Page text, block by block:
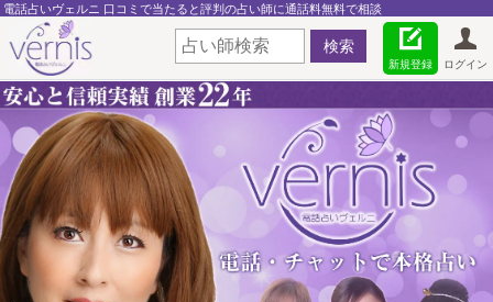
電話占いヴェルニ 口コミで当たると評判の占い師に通話料無料で相談
ログイン
新規登録